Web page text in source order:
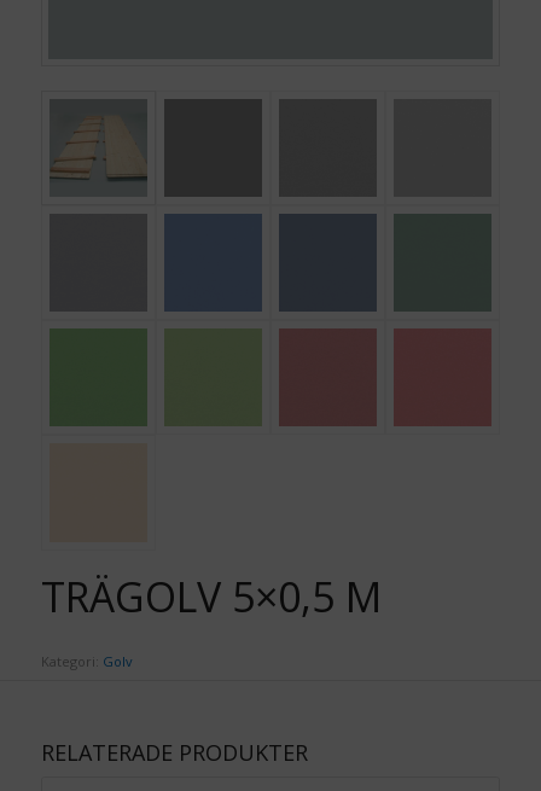
TRÄGOLV 5×0,5 M
Kategori: Golv
RELATERADE PRODUKTER